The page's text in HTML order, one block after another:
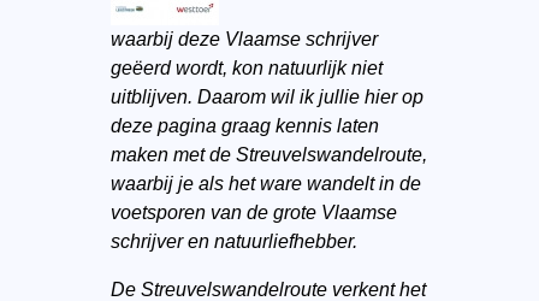
waarbij deze Vlaamse schrijver
geëerd wordt, kon natuurlijk niet
uitblijven. Daarom wil ik jullie hier op
deze pagina graag kennis laten
maken met de Streuvelswandelroute,
waarbij je als het ware wandelt in de
voetsporen van de grote Vlaamse
schrijver en natuurliefhebber.
De Streuvelswandelroute verkent het